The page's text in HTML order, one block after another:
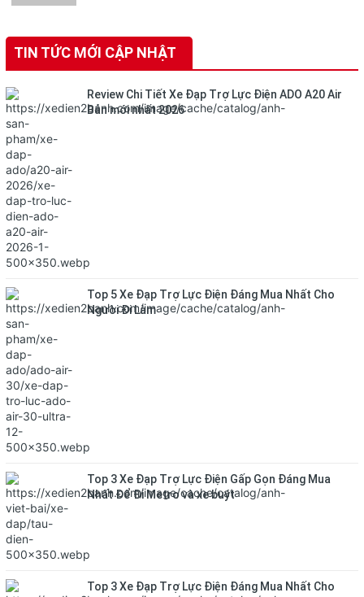
TIN TỨC MỚI CẬP NHẬT
Review Chi Tiết Xe Đạp Trợ Lực Điện ADO A20 Air
Bản mới nhất 2026
Top 5 Xe Đạp Trợ Lực Điện Đáng Mua Nhất Cho
Người Đi Làm
Top 3 Xe Đạp Trợ Lực Điện Gấp Gọn Đáng Mua
Nhất Để Đi Metro và xe buýt
Top 3 Xe Đạp Trợ Lực Điện Đáng Mua Nhất Cho